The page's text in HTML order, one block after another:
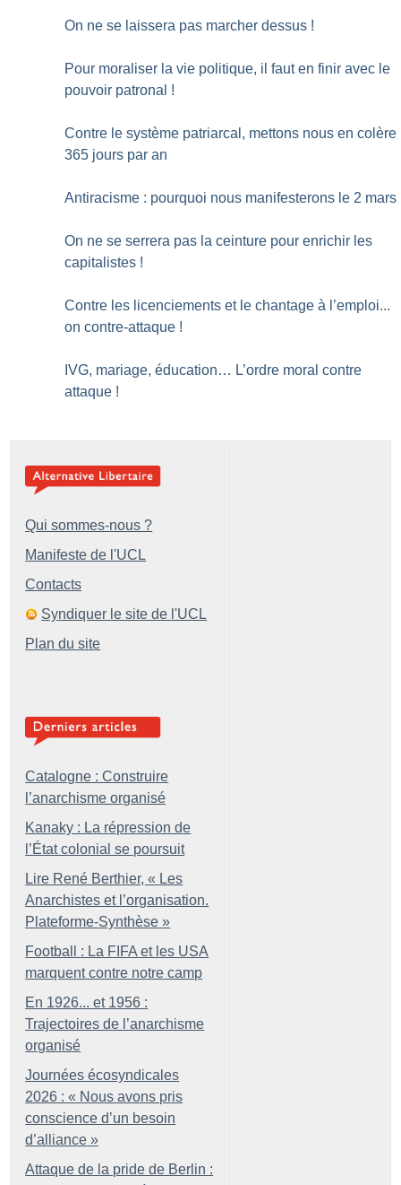
On ne se laissera pas marcher dessus !
Pour moraliser la vie politique, il faut en finir avec le
pouvoir patronal !
Contre le système patriarcal, mettons nous en colère
365 jours par an
Antiracisme : pourquoi nous manifesterons le 2 mars
On ne se serrera pas la ceinture pour enrichir les
capitalistes !
Contre les licenciements et le chantage à l’emploi...
on contre-attaque !
IVG, mariage, éducation… L’ordre moral contre
attaque !
Qui sommes-nous ?
Manifeste de l'UCL
Contacts
Syndiquer le site de l'UCL
Plan du site
Catalogne : Construire
l’anarchisme organisé
Kanaky : La répression de
l’État colonial se poursuit
Lire René Berthier, « Les
Anarchistes et l’organisation.
Plateforme-Synthèse »
Football : La FIFA et les USA
marquent contre notre camp
En 1926... et 1956 :
Trajectoires de l’anarchisme
organisé
Journées écosyndicales
2026 : « Nous avons pris
conscience d’un besoin
d’alliance »
Attaque de la pride de Berlin :